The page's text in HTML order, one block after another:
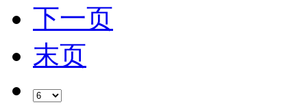
下一页
末页